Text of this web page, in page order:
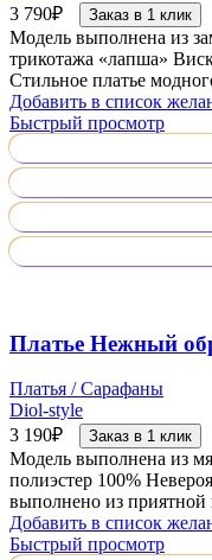
3 790₽ Заказ в 1 клик
Модель выполнена из
трикотажа «лапша»
Стильное платье
Добавить в список
Быстрый просмотр
Платье Нежный
Платья / Сарафаны
Diol-style
3 190₽ Заказ в 1 клик
Модель выполнена из
полиэстер 100%
выполнено из приятной
Добавить в список
Быстрый просмотр